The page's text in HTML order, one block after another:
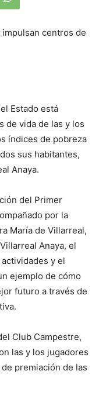
centros de
Estado está
de vida de las y los
índices de pobreza
sus habitantes,
Anaya.
del Primer
por la
María de Villarreal,
Anaya, el
y el
ejemplo de cómo
futuro a través de
Club Campestre,
las y los jugadores
premiación de las